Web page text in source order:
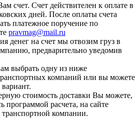
счет. Счет действителен к оплате в
дней. После оплаты счета
платежное поручение по
pravmag@mail.ru
денег на счет мы отвозим груз в
предварительно уведомив
выбрать одну из ниже
компаний или вы можете
стоимость доставки Вы можете,
программой расчета, на сайте
компании.